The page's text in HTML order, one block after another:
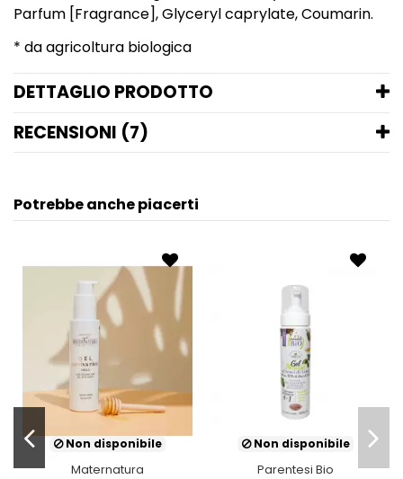
Parfum [Fragrance], Glyceryl caprylate, Coumarin.
* da agricoltura biologica
DETTAGLIO PRODOTTO
RECENSIONI (7)
Potrebbe anche piacerti
Non disponibile
Maternatura
Non disponibile
Parentesi Bio